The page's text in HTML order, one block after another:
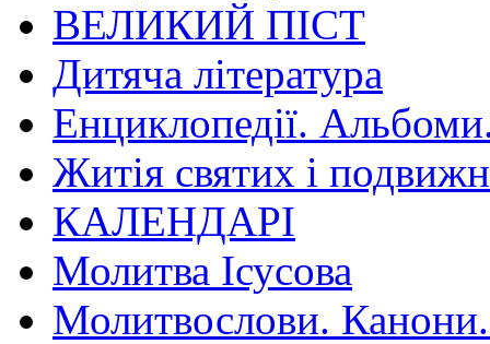
ВЕЛИКИЙ ПІСТ
Дитяча література
Енциклопедії.
Житія святих і
КАЛЕНДАРІ
Молитва Ісусова
Молитвослови.